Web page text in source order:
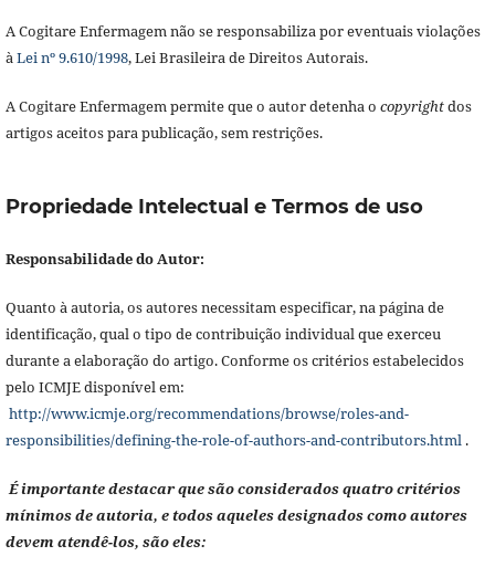
A Cogitare Enfermagem não se responsabiliza por eventuais violações
àLei nº 9.610/1998, Lei Brasileira de Direitos Autorais.
A Cogitare Enfermagem permite que o autor detenha o copyrightdos
artigos aceitos para publicação, sem restrições.
Propriedade Intelectual e Termos de uso
Responsabilidade do Autor:
Quanto à autoria, os autores necessitam especificar, na página de
identificação, qual o tipo de contribuição individual que exerceu
durante a elaboração do artigo. Conforme os critérios estabelecidos
pelo ICMJE disponível em:
http://www.icmje.org/recommendations/browse/roles-and-
responsibilities/defining-the-role-of-authors-and-contributors.html.
É importante destacar que são considerados quatro critérios
mínimos de autoria, e todos aqueles designados como autores
devem atendê-los, são eles: